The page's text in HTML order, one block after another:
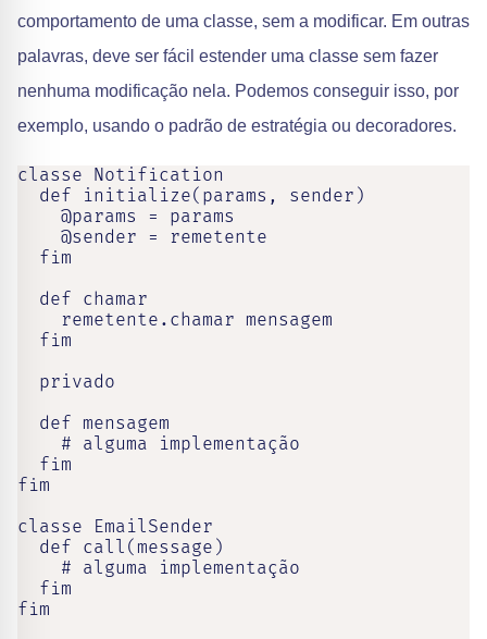
comportamento de uma classe, sem a modificar. Em outras
palavras, deve ser fácil estender uma classe sem fazer
nenhuma modificação nela. Podemos conseguir isso, por
exemplo, usando o padrão de estratégia ou decoradores.
classe Notification
  def initialize(params, sender)
    @params = params
    @sender = remetente
  fim
  def chamar
    remetente.chamar mensagem
  fim
  privado
  def mensagem
    # alguma implementação
  fim
fim
classe EmailSender
  def call(message)
    # alguma implementação
  fim
fim